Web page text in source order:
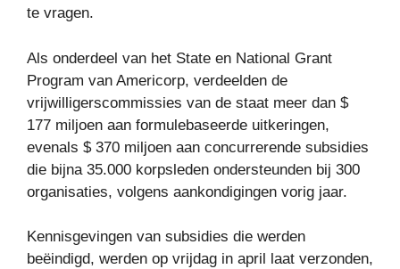
te vragen.
Als onderdeel van het State en National Grant
Program van Americorp, verdeelden de
vrijwilligerscommissies van de staat meer dan $
177 miljoen aan formulebaseerde uitkeringen,
evenals $ 370 miljoen aan concurrerende subsidies
die bijna 35.000 korpsleden ondersteunden bij 300
organisaties, volgens aankondigingen vorig jaar.
Kennisgevingen van subsidies die werden
beëindigd, werden op vrijdag in april laat verzonden,